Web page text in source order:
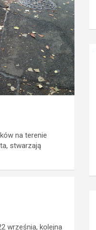
na terenie
stwarzają
września, kolejna